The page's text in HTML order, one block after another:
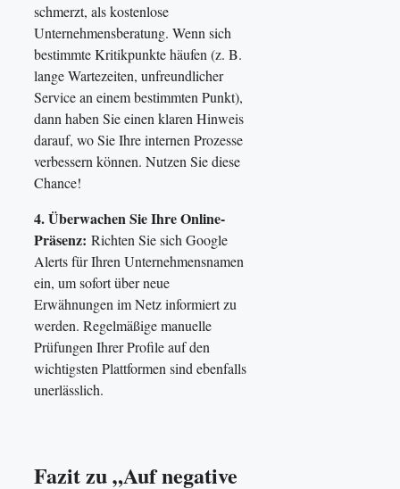
schmerzt, als kostenlose
Unternehmensberatung. Wenn sich
bestimmte Kritikpunkte häufen (z. B.
lange Wartezeiten, unfreundlicher
Service an einem bestimmten Punkt),
dann haben Sie einen klaren Hinweis
darauf, wo Sie Ihre internen Prozesse
verbessern können. Nutzen Sie diese
Chance!
4. Überwachen Sie Ihre Online-
Präsenz: Richten Sie sich Google
Alerts für Ihren Unternehmensnamen
ein, um sofort über neue
Erwähnungen im Netz informiert zu
werden. Regelmäßige manuelle
Prüfungen Ihrer Profile auf den
wichtigsten Plattformen sind ebenfalls
unerlässlich.
Fazit zu „Auf negative